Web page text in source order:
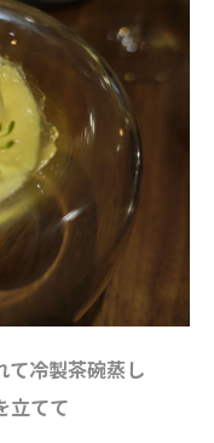
て冷製茶碗蒸し
立てて